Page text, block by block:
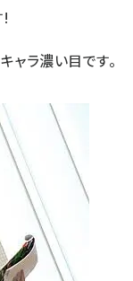
!
ャラ濃い目です。